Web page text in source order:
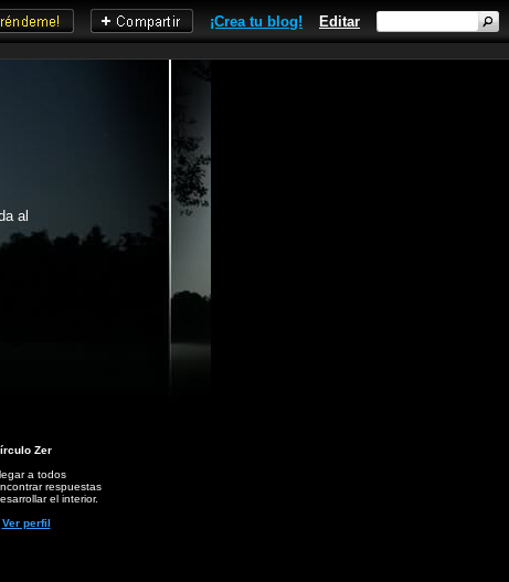
Editar
¡Crea tu blog!
al
Zer
a todos
respuestas
el interior.
Ver perfil